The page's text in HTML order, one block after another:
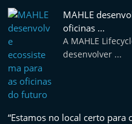
MAHLE
oficinas ...
A MAHLE
desenvolver ...
“Estamos no local certo para